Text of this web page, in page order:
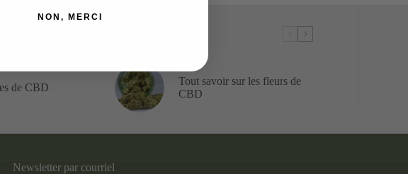
de CBD
Tout savoir sur les fleurs de
CBD
Newsletter par courriel
NON, MERCI